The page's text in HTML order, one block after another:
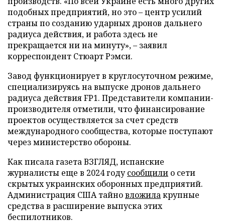
подобных предприятий, но это – центр усилий
страны по созданию ударных дронов дальнего
радиуса действия, и работа здесь не
прекращается ни на минуту», – заявил
корреспондент Стюарт Рэмси.
Завод функционирует в круглосуточном режиме,
специализируясь на выпуске дронов дальнего
радиуса действия FP1. Представители компании-
производителя отметили, что финансирование
проектов осуществляется за счет средств
международного сообщества, которые поступают
через министерство обороны.
Как писала газета ВЗГЛЯД, испанские
журналисты еще в 2024 годусообщили о сети
скрытых украинских оборонных предприятий.
Администрация США тайновложилакрупные
средства в расширение выпуска этих
беспилотников.